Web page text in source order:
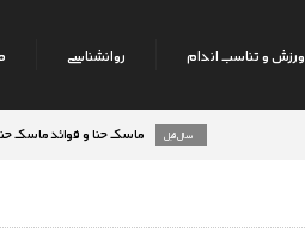
ورزش و تناسب اندام روانشناسی
ماسک حنا و فوائد ماسک حنا بر